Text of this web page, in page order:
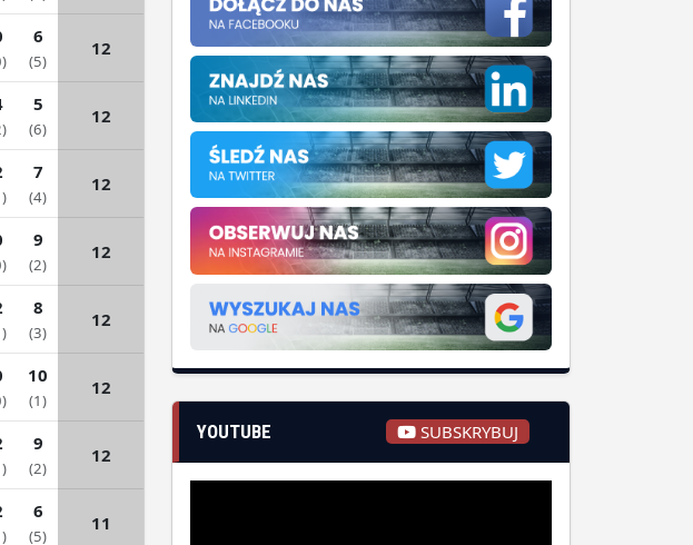
6
(5)
12
5
(6)
12
7
(4)
12
9
(2)
12
8
(3)
12
10
(1)
12
9
(2)
12
6
(5)
11
YOUTUBE SUBSKRYBUJ